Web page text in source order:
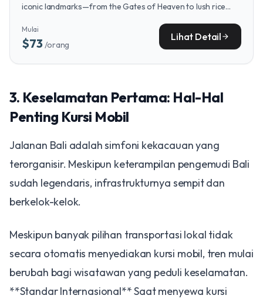
iconic landmarks—from the Gates of Heaven to lush rice
terraces—a comprehensive day tour is the perfect
complement to your hassle-free travel setup.
Mulai
$73 /orang
Lihat Detail arrow_forward
3. Keselamatan Pertama: Hal-Hal
Penting Kursi Mobil
Jalanan Bali adalah simfoni kekacauan yang
terorganisir. Meskipun keterampilan pengemudi Bali
sudah legendaris, infrastrukturnya sempit dan
berkelok-kelok.
Meskipun banyak pilihan transportasi lokal tidak
secara otomatis menyediakan kursi mobil, tren mulai
berubah bagi wisatawan yang peduli keselamatan.
**Standar Internasional** Saat menyewa kursi